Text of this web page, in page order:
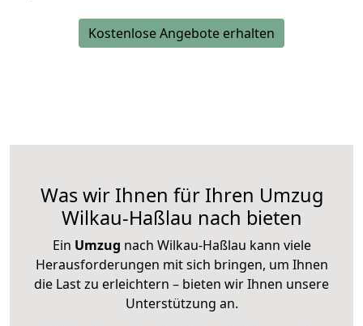
Kostenlose Angebote erhalten
Was wir Ihnen für Ihren Umzug
Wilkau-Haßlau nach bieten
Ein Umzug nach Wilkau-Haßlau kann viele
Herausforderungen mit sich bringen, um Ihnen
die Last zu erleichtern – bieten wir Ihnen unsere
Unterstützung an.